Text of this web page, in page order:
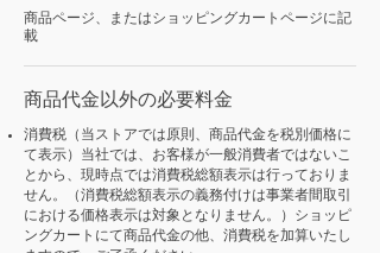
商品ページ、またはショッピングカートページに記
載
商品代金以外の必要料金
消費税（当ストアでは原則、商品代金を税別価格に
て表示）当社では、お客様が一般消費者ではないこ
とから、現時点では消費税総額表示は行っておりま
せん。（消費税総額表示の義務付けは事業者間取引
における価格表示は対象となりません。）ショッピ
ングカートにて商品代金の他、消費税を加算いたし